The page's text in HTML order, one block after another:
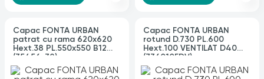
Capac FONTA URBAN
patrat cu rama 620x620
Hext.38 PL.550x550 B125
(35456-38)
Capac FONTA URBAN
rotund D.730 PL.600
Hext.100 VENTILAT D400
(736010FDV)